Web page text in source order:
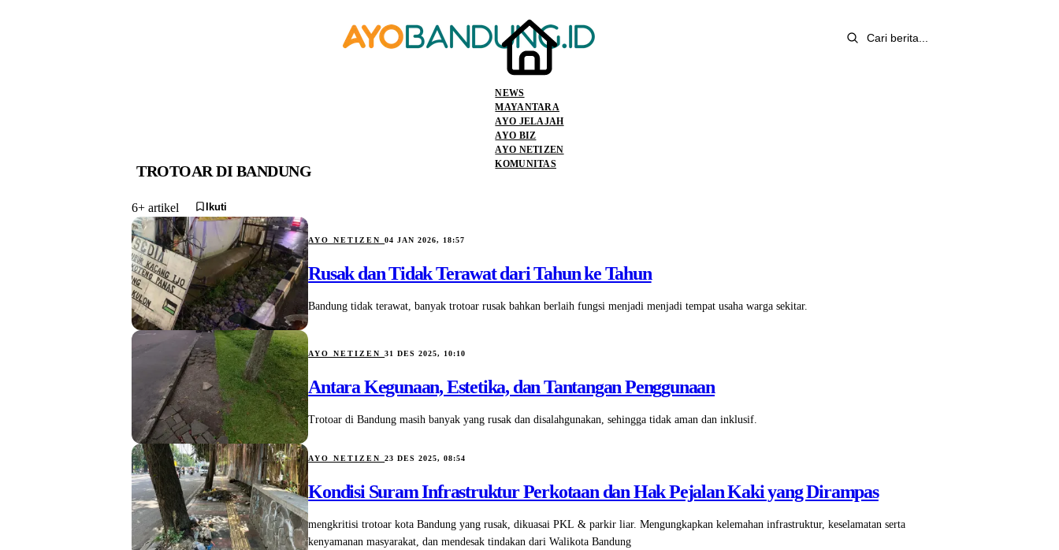
NEWS
MAYANTARA
AYO JELAJAH
AYO BIZ
AYO NETIZEN
KOMUNITAS
TROTOAR DI BANDUNG
6+ artikel Ikuti
AYO NETIZEN04 JAN 2026, 18:57
Rusak dan Tidak Terawat dari Tahun ke Tahun
Bandung tidak terawat, banyak trotoar rusak bahkan berlaih fungsi menjadi menjadi tempat usaha warga sekitar.
AYO NETIZEN31 DES 2025, 10:10
Antara Kegunaan, Estetika, dan Tantangan Penggunaan
Trotoar di Bandung masih banyak yang rusak dan disalahgunakan, sehingga tidak aman dan inklusif.
AYO NETIZEN23 DES 2025, 08:54
Kondisi Suram Infrastruktur Perkotaan dan Hak Pejalan Kaki yang Dirampas
mengkritisi trotoar kota Bandung yang rusak, dikuasai PKL & parkir liar. Mengungkapkan kelemahan infrastruktur, keselamatan serta
kenyamanan masyarakat, dan mendesak tindakan dari Walikota Bandung